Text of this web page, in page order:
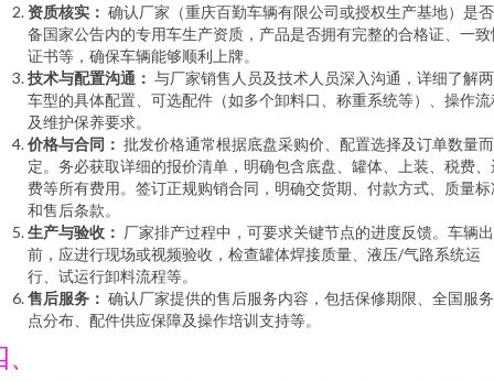
资质核实： 确认厂家（重庆百勤车辆有限公司或授权生产基地）是
备国家公告内的专用车生产资质，产品是否拥有完整的合格证、一致
证书等，确保车辆能够顺利上牌。
技术与配置沟通： 与厂家销售人员及技术人员深入沟通，详细了解
车型的具体配置、可选配件（如多个卸料口、称重系统等）、操作流
及维护保养要求。
价格与合同： 批发价格通常根据底盘采购价、配置选择及订单数量而
定。务必获取详细的报价清单，明确包含底盘、罐体、上装、税费、
费等所有费用。签订正规购销合同，明确交货期、付款方式、质量标
和售后条款。
生产与验收： 厂家排产过程中，可要求关键节点的进度反馈。车辆
前，应进行现场或视频验收，检查罐体焊接质量、液压/气路系统运
行、试运行卸料流程等。
售后服务： 确认厂家提供的售后服务内容，包括保修期限、全国服
点分布、配件供应保障及操作培训支持等。